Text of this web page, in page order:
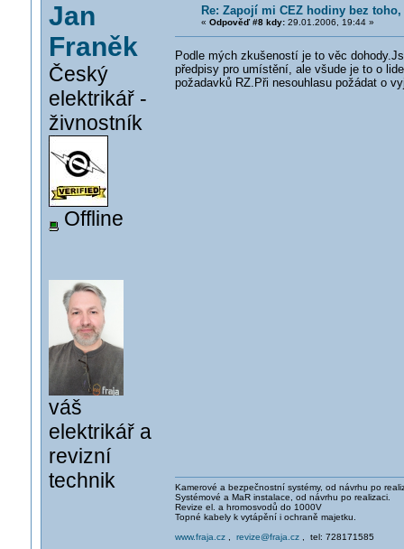
Jan
Franěk
Český
elektrikář -
živnostník
Offline
váš
elektrikář a
revizní
technik
Re: Zapojí mi CEZ hodiny bez
« Odpověď #8 kdy:29.01.2006, 19:44 »
Podle mých zkušeností je to věc
předpisy pro umístění, ale všude je to o
požadavků RZ.Při nesouhlasu požádat o
Kamerové a bezpečnostní systémy, od návrhu po
Systémové a MaR instalace, od návrhu po realizaci.
Revize el. a hromosvodů do 1000V
Topné kabely k vytápění i ochraně majetku.
www.fraja.cz, revize@fraja.cz, tel: 728171585